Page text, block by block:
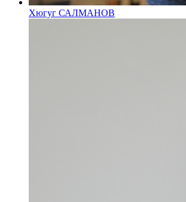
Хюгуг САЛМАНОВ